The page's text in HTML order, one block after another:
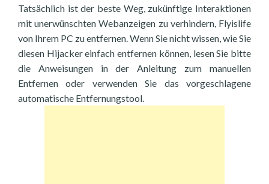
Tatsächlich ist der beste Weg, zukünftige Interaktionen
mit unerwünschten Webanzeigen zu verhindern, Flyislife
von Ihrem PC zu entfernen. Wenn Sie nicht wissen, wie Sie
diesen Hijacker einfach entfernen können, lesen Sie bitte
die Anweisungen in der Anleitung zum manuellen
Entfernen oder verwenden Sie das vorgeschlagene
automatische Entfernungstool.